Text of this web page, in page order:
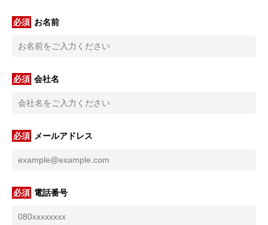
お名前
会社名
メールアドレス
電話番号